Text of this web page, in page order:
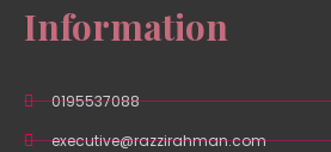
Information
0195537088
executive@razzirahman.com